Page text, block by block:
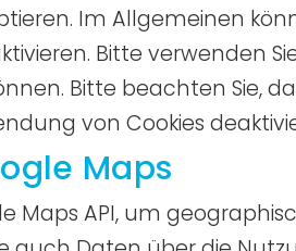
Im Allgemeinen
Bitte verwenden
Bitte beachten Sie,
von Cookies
Maps
Maps API, um